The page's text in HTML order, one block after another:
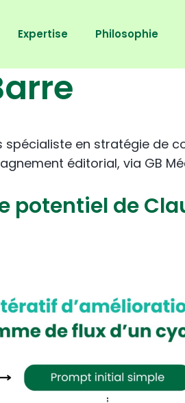
Expertise Philosophie
spécialiste en stratégie de
éditorial, via GB
potentiel de